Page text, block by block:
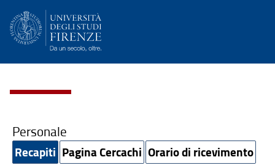
Personale
Recapiti Pagina Cercachi Orario di ricevimento